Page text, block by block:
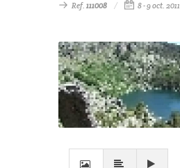
Ref. 111008 8 - 9 oct. 2011